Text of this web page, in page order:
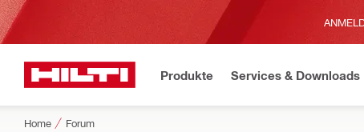
Produkte Services & Downloads
Home Forum